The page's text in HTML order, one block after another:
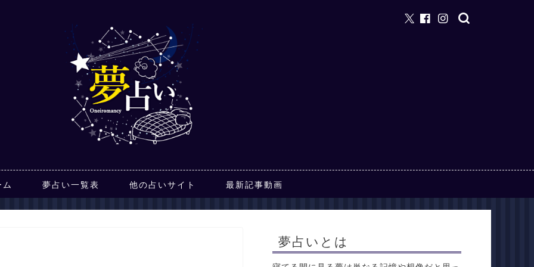
ム 夢占い一覧表 他の占いサイト 最新記事動画
夢占いとは